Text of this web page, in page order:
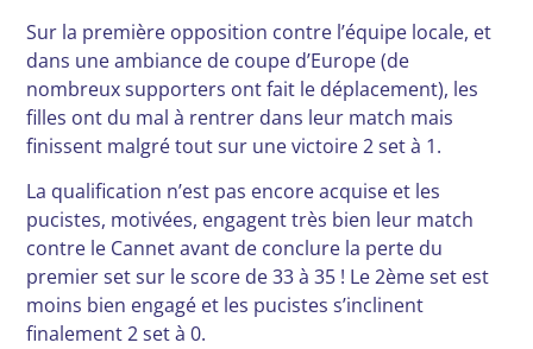
Sur la première opposition contre l’équipe locale, et
dans une ambiance de coupe d’Europe (de
nombreux supporters ont fait le déplacement), les
filles ont du mal à rentrer dans leur match mais
finissent malgré tout sur une victoire 2 set à 1.
La qualification n’est pas encore acquise et les
pucistes, motivées, engagent très bien leur match
contre le Cannet avant de conclure la perte du
premier set sur le score de 33 à 35 ! Le 2ème set est
moins bien engagé et les pucistes s’inclinent
finalement 2 set à 0.